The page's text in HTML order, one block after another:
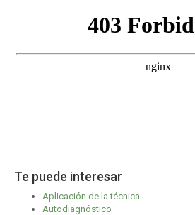
Te puede interesar
Aplicación de la técnica
Autodiagnóstico